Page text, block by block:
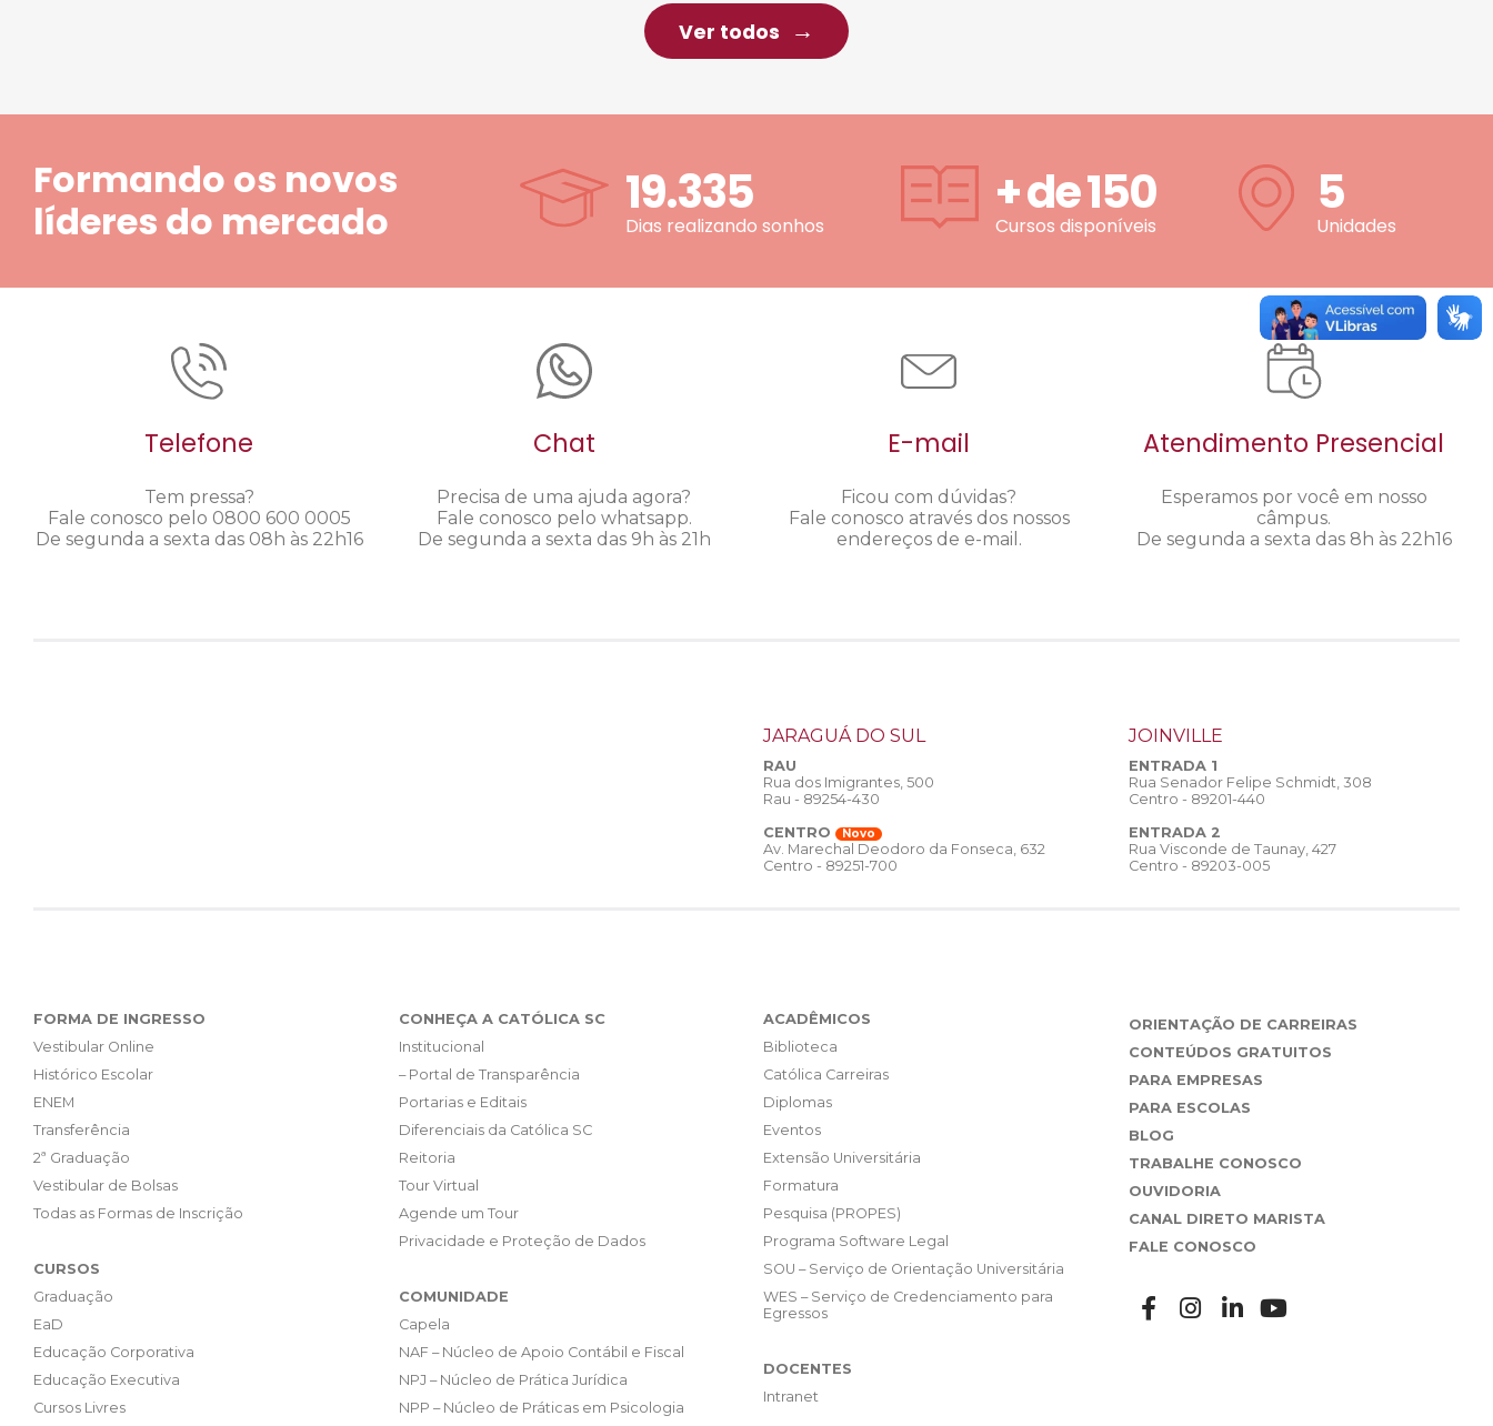
Ver todos
Formando os novos
líderes do mercado
19.335
Dias realizando sonhos
+ de150
Cursos disponíveis
5
Unidades
Telefone
Tem pressa?
Fale conosco pelo 0800 600 0005
De segunda a sexta das 08h às 22h16
Chat
Precisa de uma ajuda agora?
Fale conosco pelo whatsapp.
De segunda a sexta das 9h às 21h
E-mail
Ficou com dúvidas?
Fale conosco através dos nossos
endereços de e-mail.
Atendimento Presencial
Esperamos por você em nosso
câmpus.
De segunda a sexta das 8h às 22h16
JARAGUÁ DO SUL
RAU
Rua dos Imigrantes, 500
Rau - 89254-430
CENTRO
Novo
Av. Marechal Deodoro da Fonseca, 632
Centro - 89251-700
JOINVILLE
ENTRADA 1
Rua Senador Felipe Schmidt, 308
Centro - 89201-440
ENTRADA 2
Rua Visconde de Taunay, 427
Centro - 89203-005
FORMA DE INGRESSO
Vestibular Online
Histórico Escolar
ENEM
Transferência
2ª Graduação
Vestibular de Bolsas
Todas as Formas de Inscrição
CURSOS
Graduação
EaD
Educação Corporativa
Educação Executiva
Cursos Livres
CONHEÇA A CATÓLICA SC
Institucional
– Portal de Transparência
Portarias e Editais
Diferenciais da Católica SC
Reitoria
Tour Virtual
Agende um Tour
Privacidade e Proteção de Dados
COMUNIDADE
Capela
NAF – Núcleo de Apoio Contábil e Fiscal
NPJ – Núcleo de Prática Jurídica
NPP – Núcleo de Práticas em Psicologia
ACADÊMICOS
Biblioteca
Católica Carreiras
Diplomas
Eventos
Extensão Universitária
Formatura
Pesquisa (PROPES)
Programa Software Legal
SOU – Serviço de Orientação Universitária
WES – Serviço de Credenciamento para
Egressos
DOCENTES
Intranet
ORIENTAÇÃO DE CARREIRAS
CONTEÚDOS GRATUITOS
PARA EMPRESAS
PARA ESCOLAS
BLOG
TRABALHE CONOSCO
OUVIDORIA
CANAL DIRETO MARISTA
FALE CONOSCO